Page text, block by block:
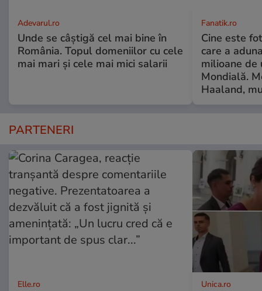
Adevarul.ro
Unde se câștigă cel mai bine în
România. Topul domeniilor cu cele
mai mari și cele mai mici salarii
Fanatik.ro
Cine este
care a
milioane de
Mondială.
Haaland,
PARTENERI
Elle.ro Unica.ro